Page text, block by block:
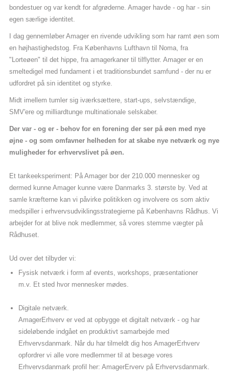
bondestuer og var kendt for afgrøderne. Amager havde - og har - sin
egen særlige identitet.
I dag gennemløber Amager en rivende udvikling som har ramt øen som
en højhastighedstog. Fra Københavns Lufthavn til Noma, fra
"Lorteøen" til det hippe, fra amagerkaner til tilflytter. Amager er en
smeltedigel med fundament i et traditionsbundet samfund - der nu er
udfordret på sin identitet og styrke.
Midt imellem tumler sig iværksættere, start-ups, selvstændige,
SMV'ere og milliardtunge multinationale selskaber.
Der var - og er - behov for en forening der ser på øen med nye
øjne - og som omfavner helheden for at skabe nye netværk og nye
muligheder for erhvervslivet på øen.
Et tankeeksperiment: På Amager bor der 210.000 mennesker og
dermed kunne Amager kunne være Danmarks 3. største by. Ved at
samle kræfterne kan vi påvirke politikken og involvere os som aktiv
medspiller i erhvervsudviklingsstrategierne på Københavns Rådhus. Vi
arbejder for at blive nok medlemmer, så vores stemme vægter på
Rådhuset.
Ud over det tilbyder vi:
Fysisk netværk i form af events, workshops, præsentationer
m.v. Et sted hvor mennesker mødes.
Digitale netværk.
AmagerErhverv er ved at opbygge et digitalt netværk - og har
sideløbende indgået en produktivt samarbejde med
Erhvervsdanmark. Når du har tilmeldt dig hos AmagerErhverv
opfordrer vi alle vore medlemmer til at besøge vores
Erhvervsdanmark profil her: AmagerErverv på Erhvervsdanmark.